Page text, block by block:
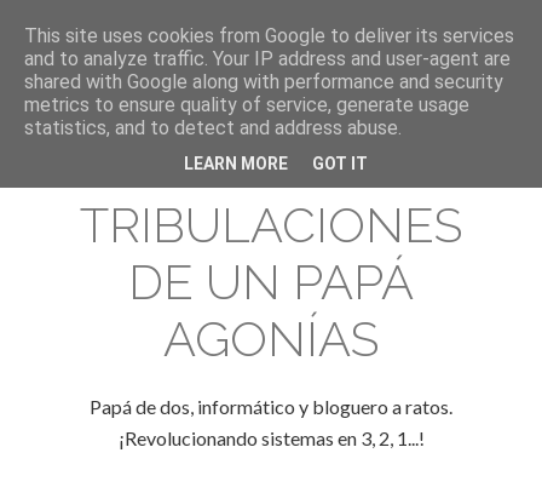
LAS
TRIBULACIONES
DE UN PAPÁ
AGONÍAS
Papá de dos, informático y bloguero a ratos.
¡Revolucionando sistemas en 3, 2, 1...!
This site uses cookies from Google to deliver its services
and to analyze traffic. Your IP address and user-agent are
shared with Google along with performance and security
metrics to ensure quality of service, generate usage
statistics, and to detect and address abuse.
LEARN MORE GOT IT